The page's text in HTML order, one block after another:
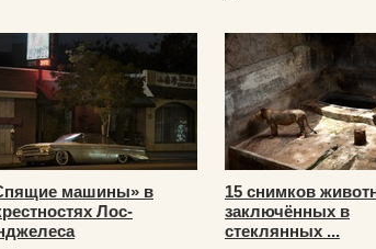
машины» в
Лос-
15 снимков
заключённых в
стеклянных ...